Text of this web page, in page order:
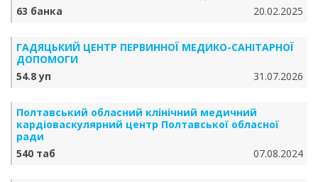
63 банка
20.02.2025
ГАДЯЦЬКИЙ ЦЕНТР ПЕРВИННОЇ МЕДИКО-САНІТАРНОЇ
ДОПОМОГИ
54.8 уп
31.07.2026
Полтавський обласний клінічний медичний
кардіоваскулярний центр Полтавської обласної
ради
540 таб
07.08.2024